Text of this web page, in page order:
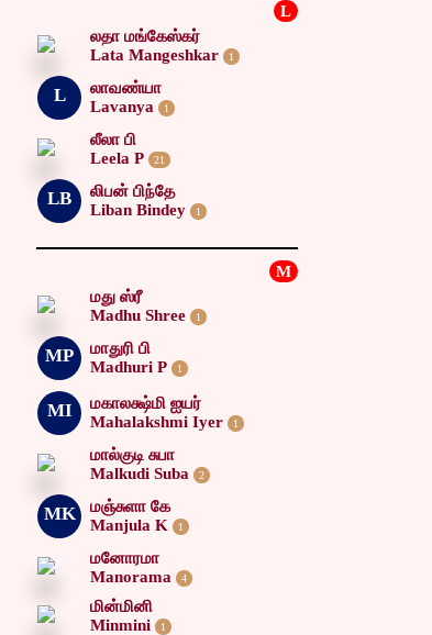
L
லதா மங்கேஸ்கர்
Lata Mangeshkar
1
L
லாவண்யா
Lavanya
1
லீலா பி
Leela P
21
LB
லிபன் பிந்தே
Liban Bindey
1
M
மது ஸ்ரீ
Madhu Shree
1
MP
மாதுரி பி
Madhuri P
1
MI
மகாலக்ஷ்மி ஐயர்
Mahalakshmi Iyer
1
மால்குடி சுபா
Malkudi Suba
2
MK
மஞ்சுளா கே
Manjula K
1
மனோரமா
Manorama
4
மின்மினி
Minmini
1